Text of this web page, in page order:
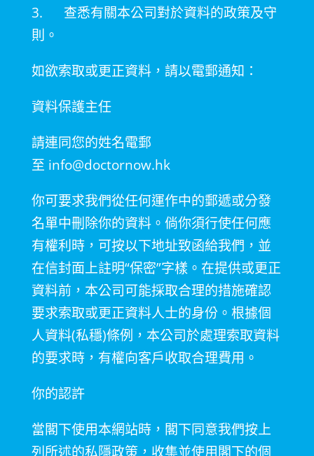
3. 查悉有關本公司對於資料的政策及守
則。
如欲索取或更正資料，請以電郵通知：
資料保護主任
請連同您的姓名電郵
至 info@doctornow.hk
你可要求我們從任何運作中的郵遞或分發
名單中刪除你的資料。倘你須行使任何應
有權利時，可按以下地址致函給我們，並
在信封面上註明“保密”字樣。在提供或更正
資料前，本公司可能採取合理的措施確認
要求索取或更正資料人士的身份。根據個
人資料(私穩)條例，本公司於處理索取資料
的要求時，有權向客戶收取合理費用。
你的認許
當閣下使用本網站時，閣下同意我們按上
列所述的私隱政策，收集並使用閣下的個